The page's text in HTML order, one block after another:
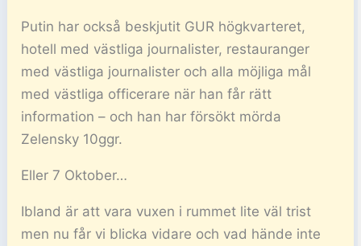
Putin har också beskjutit GUR högkvarteret,
hotell med västliga journalister, restauranger
med västliga journalister och alla möjliga mål
med västliga officerare när han får rätt
information – och han har försökt mörda
Zelensky 10ggr.
Eller 7 Oktober…
Ibland är att vara vuxen i rummet lite väl trist
men nu får vi blicka vidare och vad hände inte